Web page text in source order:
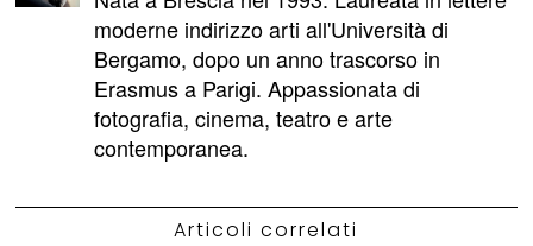
moderne indirizzo arti all'Università di
Bergamo, dopo un anno trascorso in
Erasmus a Parigi. Appassionata di
fotografia, cinema, teatro e arte
contemporanea.
Articoli correlati